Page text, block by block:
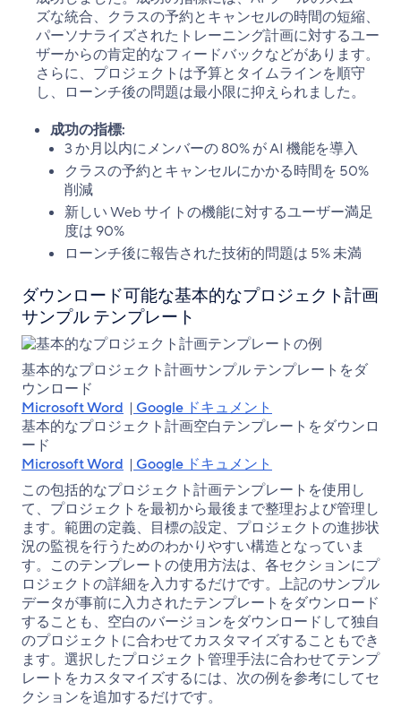
ズな統合、クラスの予約とキャンセルの時間の短縮、
パーソナライズされたトレーニング計画に対するユー
ザーからの肯定的なフィードバックなどがあります。
さらに、プロジェクトは予算とタイムラインを順守
し、ローンチ後の問題は最小限に抑えられました。
成功の指標:
3 か月以内にメンバーの 80% が AI 機能を導入
クラスの予約とキャンセルにかかる時間を 50%
削減
新しい Web サイトの機能に対するユーザー満足
度は 90%
ローンチ後に報告された技術的問題は 5% 未満
ダウンロード可能な基本的なプロジェクト計画
サンプル テンプレート
基本的なプロジェクト計画サンプル テンプレートをダ
ウンロード
Microsoft Word | Google ドキュメント
基本的なプロジェクト計画空白テンプレートをダウンロ
ード
Microsoft Word | Google ドキュメント
この包括的なプロジェクト計画テンプレートを使用し
て、プロジェクトを最初から最後まで整理および管理し
ます。範囲の定義、目標の設定、プロジェクトの進捗状
況の監視を行うためのわかりやすい構造となっていま
す。このテンプレートの使用方法は、各セクションにプ
ロジェクトの詳細を入力するだけです。上記のサンプル
データが事前に入力されたテンプレートをダウンロード
することも、空白のバージョンをダウンロードして独自
のプロジェクトに合わせてカスタマイズすることもでき
ます。選択したプロジェクト管理手法に合わせてテンプ
レートをカスタマイズするには、次の例を参考にしてセ
クションを追加するだけです。